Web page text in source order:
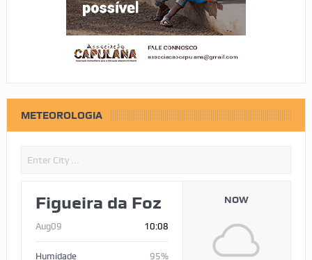
METEOROLOGIA
Figueira da Foz
Aug09 10:08
Humidade
95%
NOW